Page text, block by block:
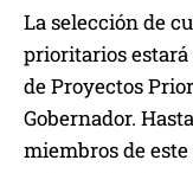
La selección de
prioritarios
de Proyectos
Gobernador.
miembros de